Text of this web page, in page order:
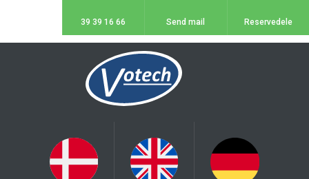
39 39 16 66 Send mail Reservedele​